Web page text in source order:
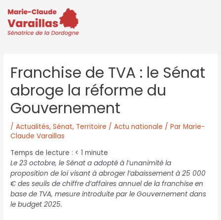
Franchise de TVA : le Sénat
abroge la réforme du
Gouvernement
/Actualités,Sénat, Territoire / Actu nationale / ParMarie-
Claude Varaillas
Temps de lecture : < 1 minute
Le 23 octobre, le Sénat a adopté à l’unanimité la
proposition de loi visant à abroger l’abaissement à 25 000
€ des seuils de chiffre d’affaires annuel de la franchise en
base de TVA, mesure introduite par le Gouvernement dans
le budget 2025.